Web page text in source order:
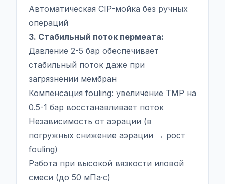
Автоматическая CIP-мойка без ручных
операций
3. Стабильный поток пермеата:
Давление 2-5 бар обеспечивает
стабильный поток даже при
загрязнении мембран
Компенсация fouling: увеличение TMP на
0.5-1 бар восстанавливает поток
Независимость от аэрации (в
погружных снижение аэрации → рост
fouling)
Работа при высокой вязкости иловой
смеси (до 50 мПа·с)